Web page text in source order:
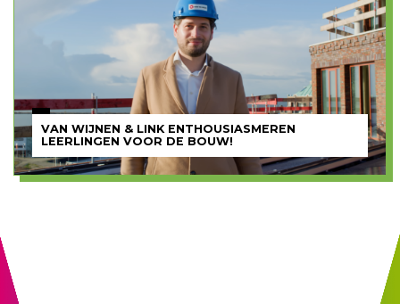
VAN WIJNEN & LINK ENTHOUSIASMEREN
LEERLINGEN VOOR DE BOUW!